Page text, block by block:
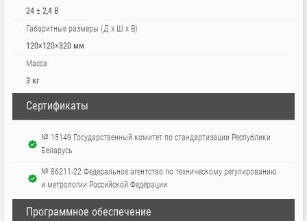
24 ± 2,4 В
Габаритные размеры (Д х Ш х В)
120×120×320 мм
Масса
3 кг
Сертификаты
№ 15149 Государственный комитет по стандартизации Республики
Беларусь
№ 86211-22 Федеральное агентство по техническому регулированию
и метрологии Российской Федерации
Программное обеспечение